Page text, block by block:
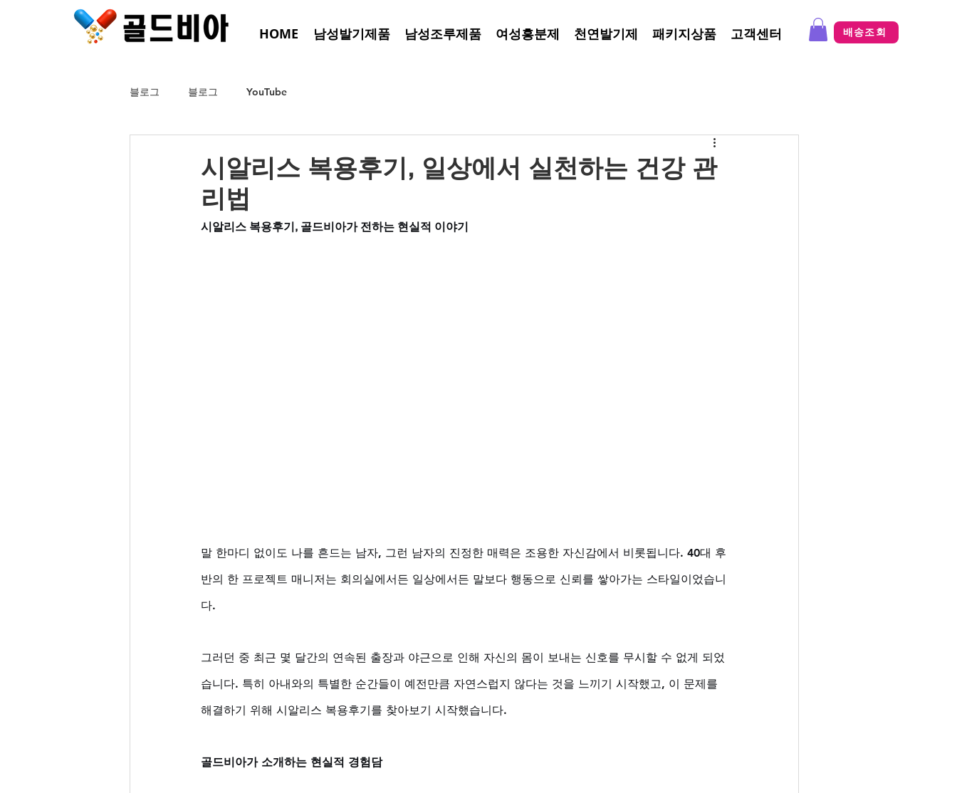
HOME 남성발기제품 남성조루제품 여성흥분제 천연발기제 패키지상품 고객센터 배송조회
블로그 블로그 YouTube
시알리스 복용후기, 일상에서 실천하는 건강 관
리법
시알리스 복용후기, 골드비아가 전하는 현실적 이야기
말 한마디 없이도 나를 흔드는 남자, 그런 남자의 진정한 매력은 조용한 자신감에서 비롯됩니다. 40대 후
반의 한 프로젝트 매니저는 회의실에서든 일상에서든 말보다 행동으로 신뢰를 쌓아가는 스타일이었습니
다.
그러던 중 최근 몇 달간의 연속된 출장과 야근으로 인해 자신의 몸이 보내는 신호를 무시할 수 없게 되었
습니다. 특히 아내와의 특별한 순간들이 예전만큼 자연스럽지 않다는 것을 느끼기 시작했고, 이 문제를
해결하기 위해 시알리스 복용후기를 찾아보기 시작했습니다.
골드비아가 소개하는 현실적 경험담